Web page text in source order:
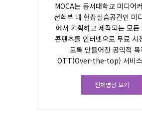
MOCA는 동서대학교 미디어
션학부 내 현장실습공간인 미
에서 기획하고 제작되는 모든
콘텐츠를 인터넷으로 무료 시
도록 만들어진 공익적 목
OTT(Over-the-top) 서비
전체영상 보기